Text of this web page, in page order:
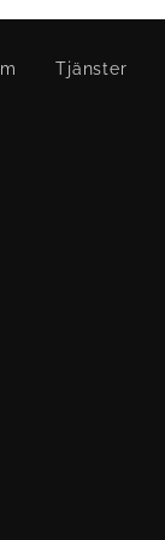
Tjänster